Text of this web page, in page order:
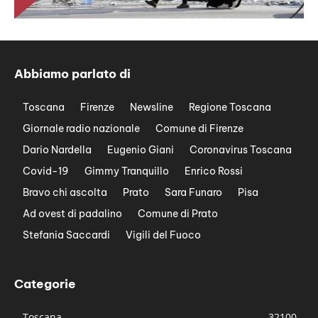
Abbiamo parlato di
Toscana Firenze Newsline
Regione Toscana
Giornale radio nazionale
Comune di Firenze
Dario Nardella
Eugenio Giani
Coronavirus Toscana
Covid-19
Gimmy Tranquillo
Enrico Rossi
Bravo chi ascolta
Prato Sara Funaro
Pisa
Ad ovest di padalino
Comune di Prato
Stefania Saccardi
Vigili del Fuoco
Categorie